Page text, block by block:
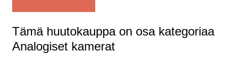
Tämä huutokauppa on osa kategoriaa
Analogiset kamerat